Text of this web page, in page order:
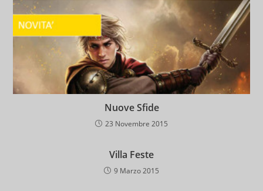
Nuove Sfide
23 Novembre 2015
Villa Feste
9 Marzo 2015